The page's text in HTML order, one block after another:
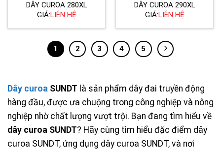
DÂY CUROA 280XL
GIÁ:LIÊN HỆ
DÂY CUROA 290XL
GIÁ:LIÊN HỆ
1 2 3 4 5
Dây curoa SUNDT là sản phẩm dây đai truyền động
hàng đầu, được ưa chuộng trong công nghiệp và nông
nghiệp nhờ chất lượng vượt trội. Bạn đang tìm hiểu về
dây curoa SUNDT? Hãy cùng tìm hiểu đặc điểm dây
curoa SUNDT, ứng dụng dây curoa SUNDT, và nơi